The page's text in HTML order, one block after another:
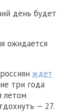
день будет
ожидается
ждет
три года
летом
— 27.